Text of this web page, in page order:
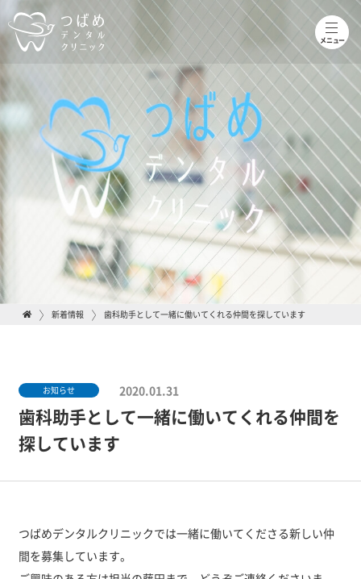
toggle
メニュー
新着情報 歯科助手として一緒に働いてくれる仲間を探しています
お知らせ 2020.01.31
歯科助手として一緒に働いてくれる仲間を
探しています
つばめデンタルクリニックでは一緒に働いてくださる新しい仲
間を募集しています。